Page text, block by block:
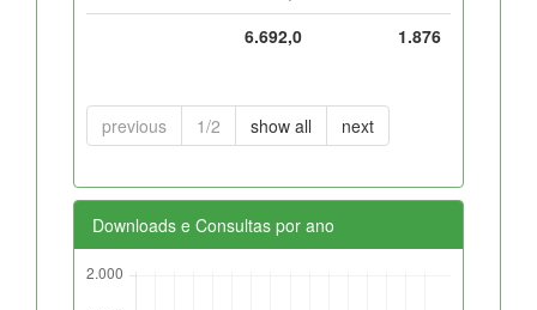
6.692,0
1.876
previous 1/2 show all next
Downloads e Consultas por ano